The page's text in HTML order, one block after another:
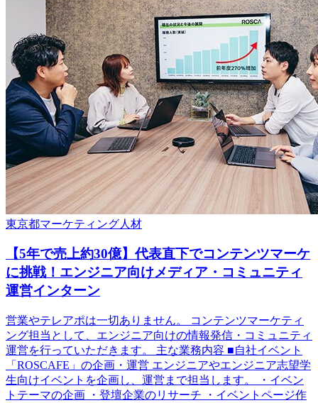
東京都マーケティング人材
【5年で売上約30億】代表直下でコンテンツマーケ
に挑戦！エンジニア向けメディア・コミュニティ
運営インターン
営業やテレアポは一切ありません。 コンテンツマーケティ
ング担当として、エンジニア向けの情報発信・コミュニティ
運営を行っていただきます。 主な業務内容 ■自社イベント
「ROSCAFE」の企画・運営 エンジニアやエンジニア志望学
生向けイベントを企画し、運営まで担当します。 ・イベン
トテーマの企画 ・登壇企業のリサーチ ・イベントページ作